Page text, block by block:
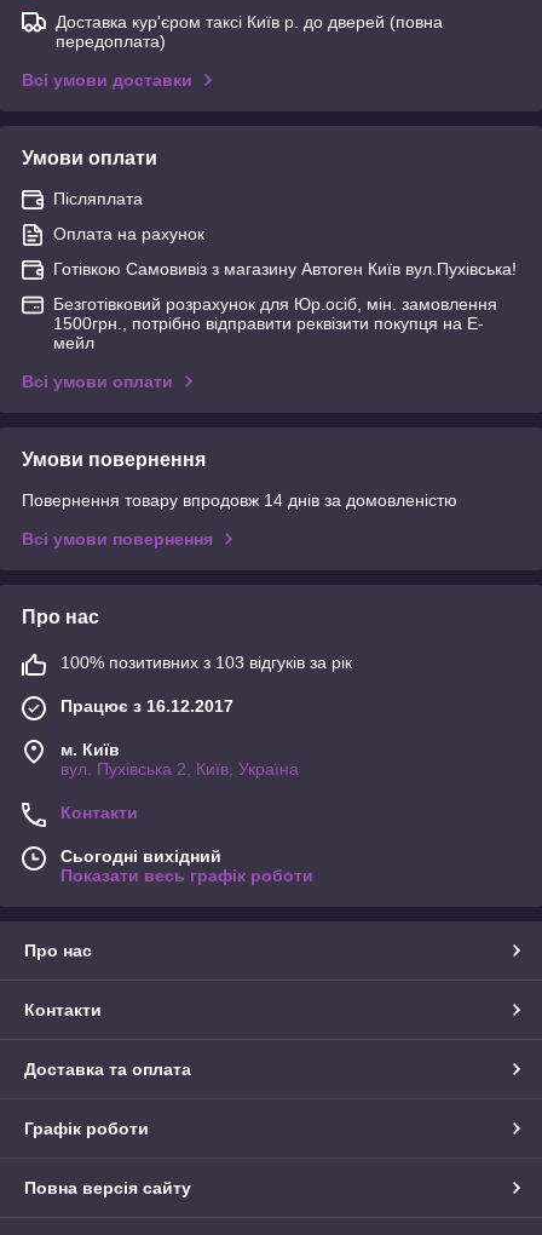
Доставка кур'єром таксі Київ р. до дверей (повна
передоплата)
Всі умови доставки
Умови оплати
Післяплата
Оплата на рахунок
Готівкою Самовивіз з магазину Автоген Київ вул.Пухівська!
Безготівковий розрахунок для Юр.осіб, мін. замовлення
1500грн., потрібно відправити реквізити покупця на Е-
мейл
Всі умови оплати
Умови повернення
Повернення товару впродовж 14 днів за домовленістю
Всі умови повернення
Про нас
100% позитивних з 103 відгуків за рік
Працює з 16.12.2017
м. Київ
вул. Пухівська 2, Київ, Україна
Контакти
Сьогодні вихідний
Показати весь графік роботи
Про нас
Контакти
Доставка та оплата
Графік роботи
Повна версія сайту